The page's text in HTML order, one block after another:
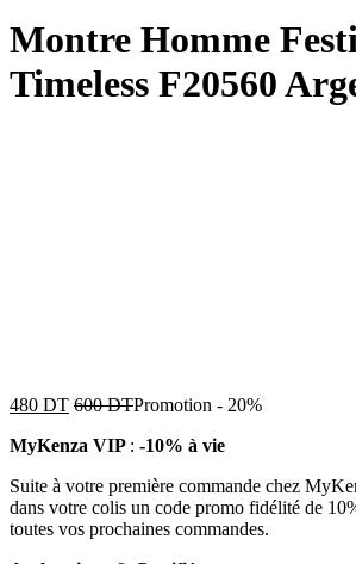
Montre Homme
Timeless F20560
480 DT 600DTPromotion - 20%
MyKenza VIP : -10% à vie
Suite à votre première commande chez
dans votre colis un code promo fidélité de
toutes vos prochaines commandes.